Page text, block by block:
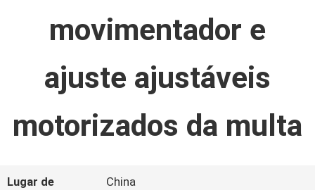
FÁBRICA
CONTROLE
DA
movimentador e
ajuste ajustáveis
motorizados da multa
Lugar de
China